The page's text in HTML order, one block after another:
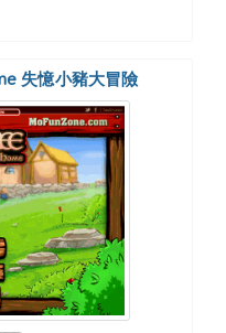
失憶小豬大冒險